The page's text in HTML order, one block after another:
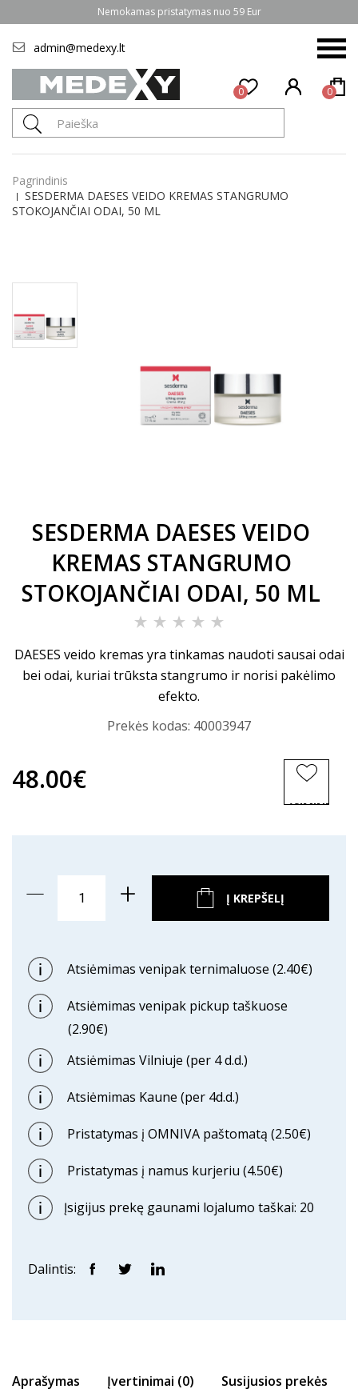
Nemokamas pristatymas nuo 59 Eur
admin@medexy.lt
0 0
Pagrindinis
SESDERMA DAESES VEIDO KREMAS STANGRUMO
STOKOJANČIAI ODAI, 50 ML
SESDERMA DAESES VEIDO
KREMAS STANGRUMO
STOKOJANČIAI ODAI, 50 ML
DAESES veido kremas yra tinkamas naudoti sausai odai
bei odai, kuriai trūksta stangrumo ir norisi pakėlimo
efekto.
Prekės kodas: 40003947
48.00€
Į KREPŠELĮ
ĮSIMINTI
Atsiėmimas venipak ternimaluose (2.40€)
Atsiėmimas venipak pickup taškuose
(2.90€)
Atsiėmimas Vilniuje (per 4 d.d.)
Atsiėmimas Kaune (per 4d.d.)
Pristatymas į OMNIVA paštomatą (2.50€)
Pristatymas į namus kurjeriu (4.50€)
Įsigijus prekę gaunami lojalumo taškai: 20
Dalintis:
Aprašymas Įvertinimai (0) Susijusios prekės